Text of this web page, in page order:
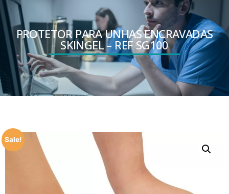
PROTETOR PARA UNHAS ENCRAVADAS
SKINGEL – REF SG100
Sale!